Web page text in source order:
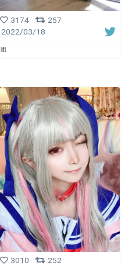
3174
257
2022/03/18
🎀
3010
252